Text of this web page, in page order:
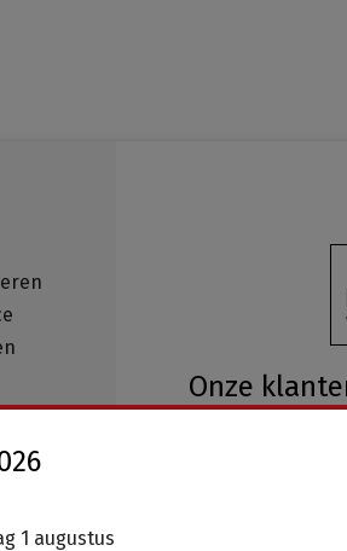
Onze
1 augustus